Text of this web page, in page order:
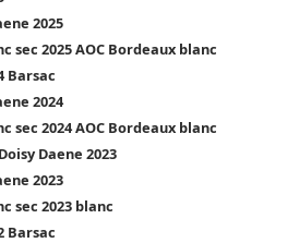
2025
sec 2025 AOC Bordeaux blanc
Barsac
2024
sec 2024 AOC Bordeaux blanc
Daene 2023
2023
sec 2023 blanc
Barsac